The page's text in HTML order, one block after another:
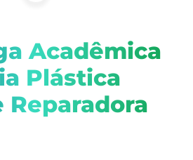
Acadêmica
Plástica
Reparadora